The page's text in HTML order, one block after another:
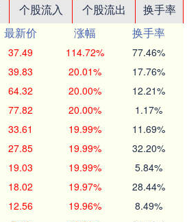
个股流入 个股流出
换手率
最新价 涨幅
换手率
37.49 114.72% 77.46%
39.83 20.01% 17.76%
64.32 20.00% 12.21%
77.82 20.00% 1.17%
33.61 19.99% 11.69%
27.85 19.99% 32.20%
19.03 19.99% 5.84%
18.02 19.97% 28.44%
12.56 19.96% 8.49%